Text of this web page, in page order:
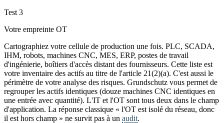
Test 3
Votre empreinte OT
Cartographiez votre cellule de production une fois. PLC, SCADA,
IHM, robots, machines CNC, MES, ERP, postes de travail
d'ingénierie, boîtiers d'accès distant des fournisseurs. Cette liste est
votre inventaire des actifs au titre de l'article 21(2)(a). C'est aussi le
périmètre de votre analyse des risques. Grundschutz vous permet de
regrouper les actifs identiques (douze machines CNC identiques en
une entrée avec quantité). L'IT et l'OT sont tous deux dans le champ
d'application. La réponse classique « l'OT est isolé du réseau, donc
il est hors champ » ne survit pas à un audit.